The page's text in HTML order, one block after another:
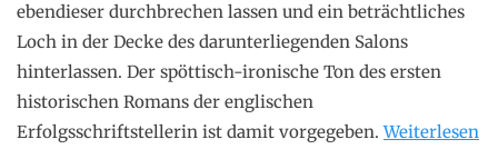
ebendieser durchbrechen lassen und ein beträchtliches
Loch in der Decke des darunterliegenden Salons
hinterlassen. Der spöttisch-ironische Ton des ersten
historischen Romans der englischen
Erfolgsschriftstellerin ist damit vorgegeben.Weiterlesen